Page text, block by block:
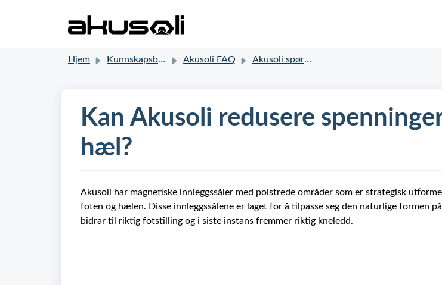
Hjem Kunnskapsbase Akusoli FAQ Akusoli spørsmål
Kan Akusoli redusere
hæl?
Akusoli har magnetiske innleggssåler med polstrede områder som er strategisk
foten og hælen. Disse innleggssålene er laget for å tilpasse seg den naturlige formen
bidrar til riktig fotstilling og i siste instans fremmer riktig kneledd.